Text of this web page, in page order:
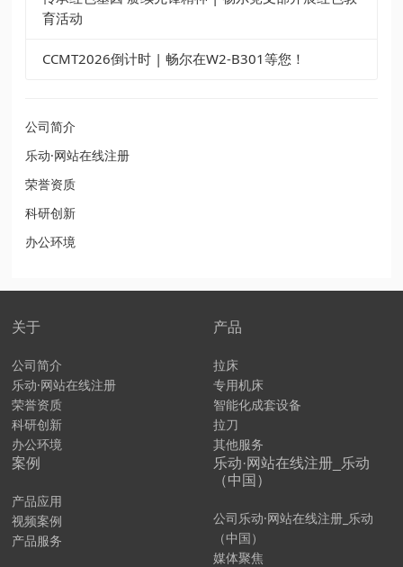
育活动
CCMT2026倒计时 | 畅尔在W2-B301等您！
公司简介
乐动·网站在线注册
荣誉资质
科研创新
办公环境
关于
公司简介
乐动·网站在线注册
荣誉资质
科研创新
办公环境
产品
拉床
专用机床
智能化成套设备
拉刀
其他服务
案例
产品应用
视频案例
产品服务
乐动·网站在线注册_乐动
（中国）
公司乐动·网站在线注册_乐动
（中国）
媒体聚焦